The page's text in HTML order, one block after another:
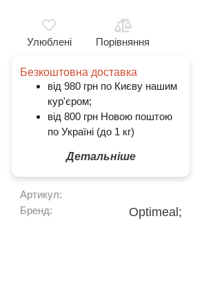
Улюблені Порівняння
Безкоштовна доставка
від 980 грн по Києву нашим
кур'єром;
від 800 грн Новою поштою
по Україні (до 1 кг)
Детальніше
Артикул:
Бренд:
Optimeal;